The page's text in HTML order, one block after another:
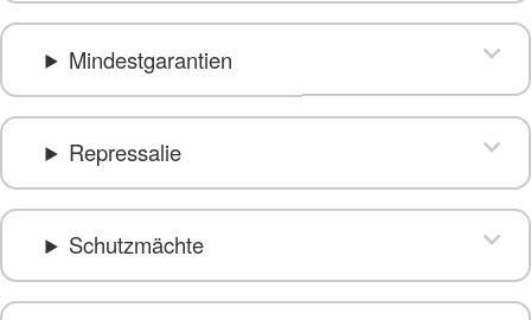
Mindestgarantien
Repressalie
Schutzmächte